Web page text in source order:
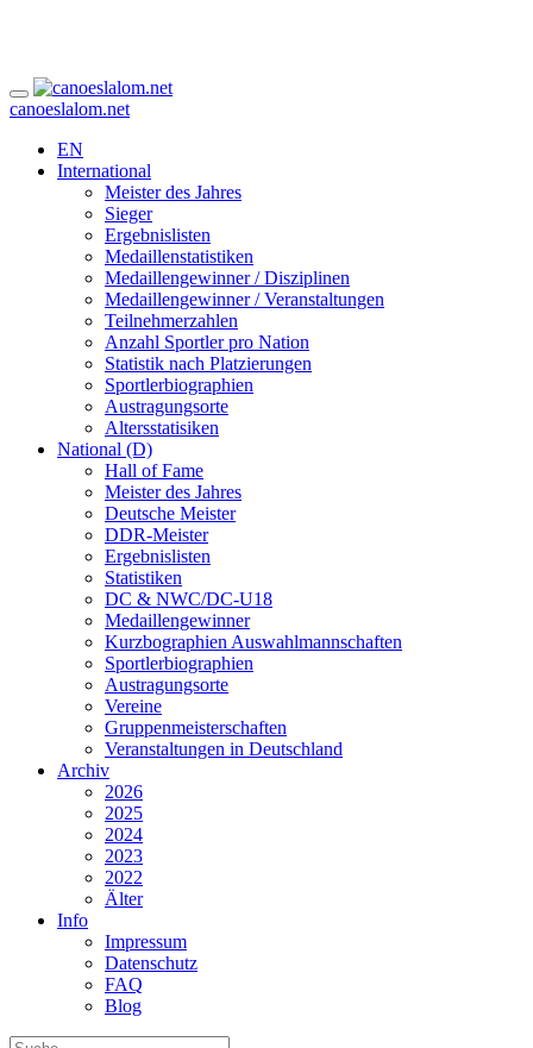
canoeslalom.net
EN
International
Meister des Jahres
Sieger
Ergebnislisten
Medaillenstatistiken
Medaillengewinner / Disziplinen
Medaillengewinner / Veranstaltungen
Teilnehmerzahlen
Anzahl Sportler pro Nation
Statistik nach Platzierungen
Sportlerbiographien
Austragungsorte
Altersstatisiken
National (D)
Hall of Fame
Meister des Jahres
Deutsche Meister
DDR-Meister
Ergebnislisten
Statistiken
DC & NWC/DC-U18
Medaillengewinner
Kurzbographien Auswahlmannschaften
Sportlerbiographien
Austragungsorte
Vereine
Gruppenmeisterschaften
Veranstaltungen in Deutschland
Archiv
2026
2025
2024
2023
2022
Älter
Info
Impressum
Datenschutz
FAQ
Blog